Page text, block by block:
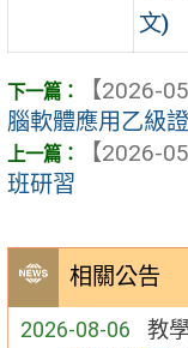
相關公告
2026-08-06 教
文)
【2026-
腦軟體應用乙級
【2026-
班研習